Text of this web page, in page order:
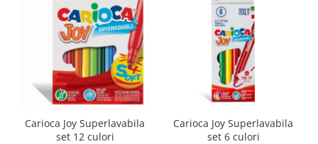
Carioca Joy Superlavabila
set 12 culori
Carioca Joy Superlavabila
set 6 culori